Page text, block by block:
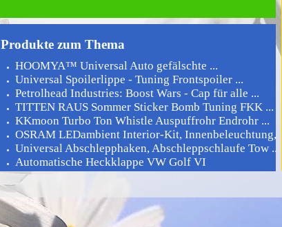
Produkte zum Thema
HOOMYA™ Universal Auto gefälschte ...
Universal Spoilerlippe - Tuning Frontspoiler ...
Petrolhead Industries: Boost Wars - Cap für alle ...
TITTEN RAUS Sommer Sticker Bomb Tuning FKK ...
KKmoon Turbo Ton Whistle Auspuffrohr Endrohr ...
OSRAM LEDambient Interior-Kit, Innenbeleuchtung, ...
Universal Abschlepphaken, Abschleppschlaufe Tow ...
Automatische Heckklappe VW Golf VI
Petrolhead Industries: Boost - T-Shirt für alle ...